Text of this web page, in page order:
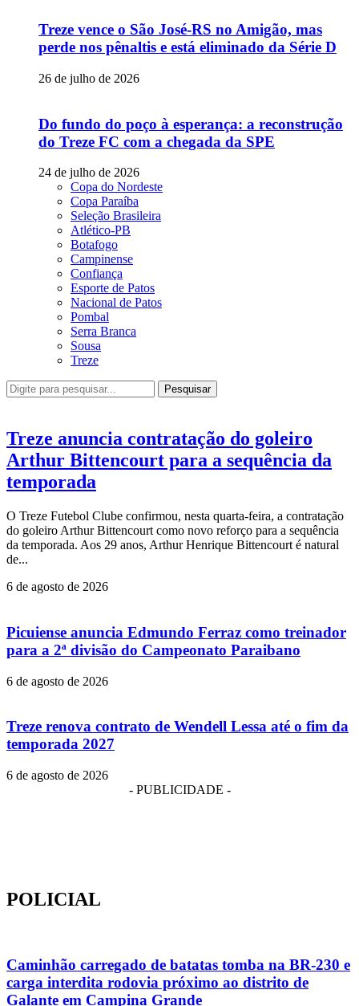
Treze vence o São José-RS no Amigão, mas
perde nos pênaltis e está eliminado da Série D
26 de julho de 2026
Do fundo do poço à esperança: a reconstrução
do Treze FC com a chegada da SPE
24 de julho de 2026
Copa do Nordeste
Copa Paraíba
Seleção Brasileira
Atlético-PB
Botafogo
Campinense
Confiança
Esporte de Patos
Nacional de Patos
Pombal
Serra Branca
Sousa
Treze
Pesquisar
Treze anuncia contratação do goleiro
Arthur Bittencourt para a sequência da
temporada
O Treze Futebol Clube confirmou, nesta quarta-feira, a contratação
do goleiro Arthur Bittencourt como novo reforço para a sequência
da temporada. Aos 29 anos, Arthur Henrique Bittencourt é natural
de...
6 de agosto de 2026
Picuiense anuncia Edmundo Ferraz como treinador
para a 2ª divisão do Campeonato Paraibano
6 de agosto de 2026
Treze renova contrato de Wendell Lessa até o fim da
temporada 2027
6 de agosto de 2026
- PUBLICIDADE -
POLICIAL
Caminhão carregado de batatas tomba na BR-230 e
carga interdita rodovia próximo ao distrito de
Galante em Campina Grande